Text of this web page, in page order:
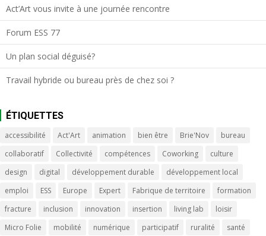
Act’Art vous invite à une journée rencontre
Forum ESS 77
Un plan social déguisé?
Travail hybride ou bureau près de chez soi ?
ÉTIQUETTES
accessibilité Act'Art animation bien être Brie'Nov
bureau
collaboratif
Collectivité compétences Coworking
culture
design
digital développement durable
développement local
emploi
ESS Europe Expert Fabrique de territoire
formation
fracture
inclusion innovation insertion living lab
loisir
Micro Folie
mobilité numérique participatif ruralité santé